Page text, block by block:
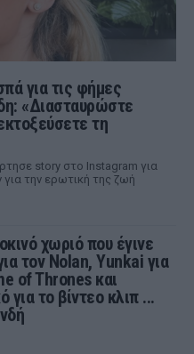
για τις φήμες
«Διασταυρώστε
τη
story στο Instagram για
την ερωτική της ζωή
χωριό που έγινε
τον Nolan, Yunkai για
of Thrones και
για το βίντεο κλιπ ...